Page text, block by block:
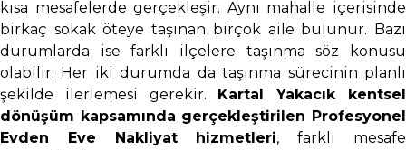
kısa mesafelerde gerçekleşir. Aynı mahalle içerisinde
birkaç sokak öteye taşınan birçok aile bulunur. Bazı
durumlarda ise farklı ilçelere taşınma söz konusu
olabilir. Her iki durumda da taşınma sürecinin planlı
şekilde ilerlemesi gerekir.
Kartal Yakacık kentsel
dönüşüm kapsamında gerçekleştirilen Profesyonel
Evden Eve Nakliyat hizmetleri, farklı mesafe